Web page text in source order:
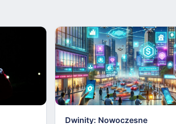
Dwinity: Nowoczesne